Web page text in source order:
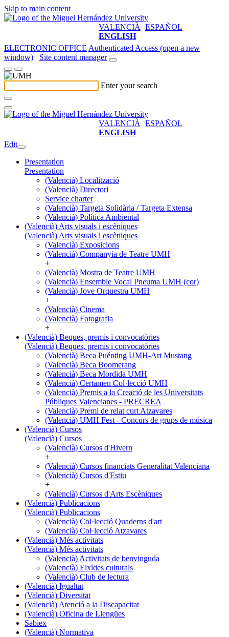
Skip to main content
VALENCIÀ
ESPAÑOL
ENGLISH
ELECTRONIC OFFICE Authenticated Access (open a new
window)
Site content manager
Enter your search
VALENCIÀ
ESPAÑOL
ENGLISH
Edit
Presentation
Presentation
(Valencià) Localització
(Valencià) Directori
Service charter
(Valencià) Targeta Solidària / Targeta Extensa
(Valencià) Política Ambiental
(Valencià) Arts visuals i escèniques
(Valencià) Arts visuals i escèniques
(Valencià) Exposicions
(Valencià) Companyia de Teatre UMH
+
(Valencià) Mostra de Teatre UMH
(Valencià) Ensemble Vocal Pneuma UMH (cor)
(Valencià) Jove Orquestra UMH
+
(Valencià) Cinema
(Valencià) Fotografia
+
(Valencià) Beques, premis i convocatòries
(Valencià) Beques, premis i convocatòries
(Valencià) Beca Puénting UMH-Art Mustang
(Valencià) Beca Boomerang
(Valencià) Beca Mordida UMH
(Valencià) Certamen Col·lecció UMH
(Valencià) Premis a la Creació de les Universitats
Públiques Valencianes - PRECREA
(Valencià) Premi de relat curt Atzavares
(Valencià) UMH Fest - Concurs de grups de música
(Valencià) Cursos
(Valencià) Cursos
(Valencià) Cursos d'Hivern
+
(Valencià) Cursos financiats Generalitat Valenciana
(Valencià) Cursos d'Estiu
+
(Valencià) Cursos d'Arts Escèniques
(Valencià) Publicacions
(Valencià) Publicacions
(Valencià) Col·lecció Quaderns d'art
(Valencià) Col·lecció Atzavares
(Valencià) Més activitats
(Valencià) Més activitats
(Valencià) Activitats de benvinguda
(Valencià) Eixides culturals
(Valencià) Club de lectura
(Valencià) Igualtat
(Valencià) Diversitat
(Valencià) Atenció a la Discapacitat
(Valencià) Oficina de Llengües
Sabiex
(Valencià) Normativa